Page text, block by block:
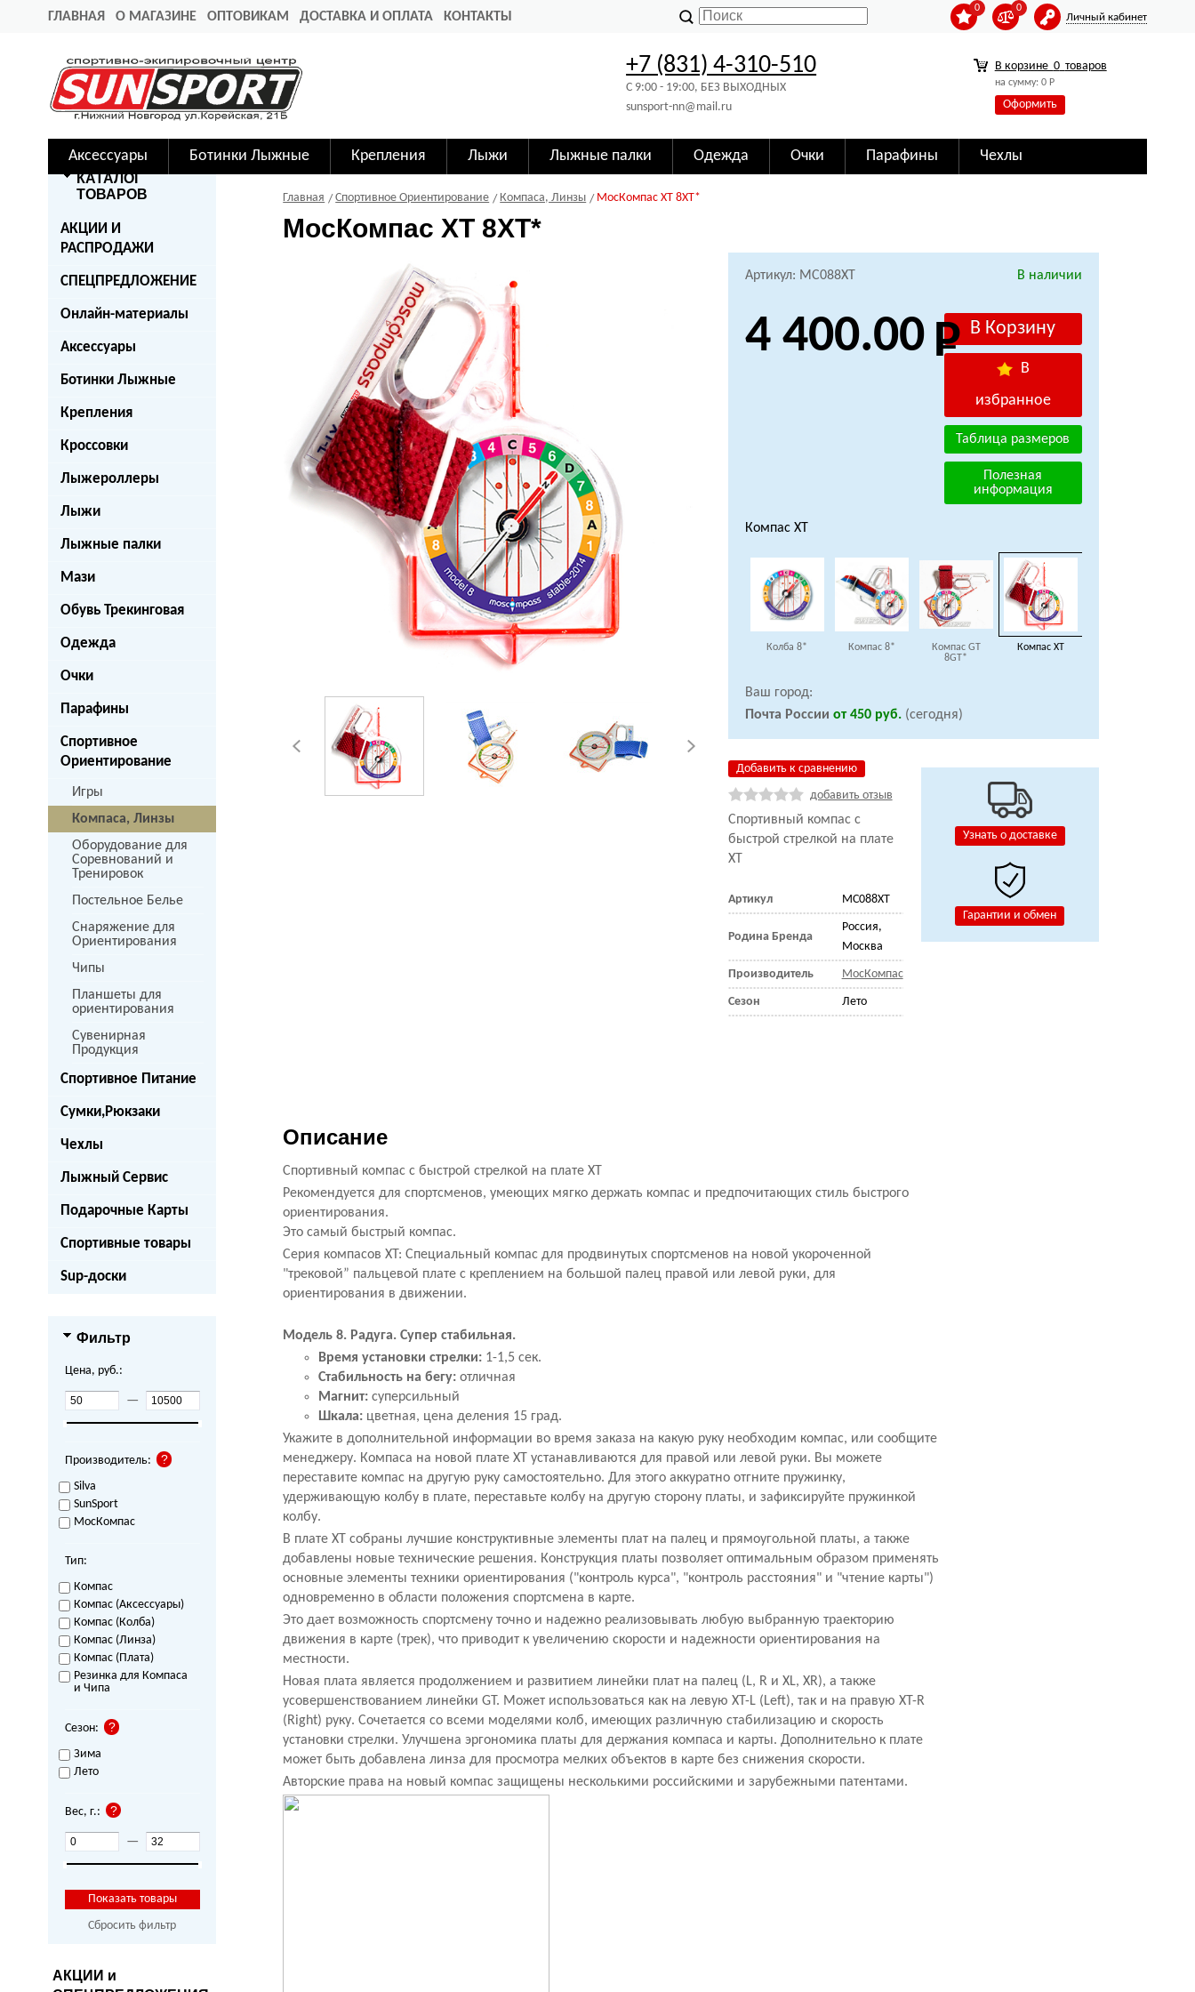
ГЛАВНАЯ О МАГАЗИНЕ ОПТОВИКАМ ДОСТАВКА И ОПЛАТА КОНТАКТЫ Личный кабинет
0
0
+7 (831) 4-310-510
C 9:00 - 19:00, БЕЗ ВЫХОДНЫХ
sunsport-nn@mail.ru
В корзине 0 товаров
на сумму: 0Р
Оформить
Аксессуары Ботинки Лыжные Крепления Лыжи Лыжные палки Одежда Очки Парафины Чехлы
КАТАЛОГ
ТОВАРОВ
АКЦИИ И
РАСПРОДАЖИ
СПЕЦПРЕДЛОЖЕНИЕ
Онлайн-материалы
Аксессуары
Ботинки Лыжные
Крепления
Кроссовки
Лыжероллеры
Лыжи
Лыжные палки
Мази
Обувь Трекинговая
Одежда
Очки
Парафины
Спортивное
Ориентирование
Игры
Компаса, Линзы
Оборудование для
Соревнований и
Тренировок
Постельное Белье
Снаряжение для
Ориентирования
Чипы
Планшеты для
ориентирования
Сувенирная
Продукция
Спортивное Питание
Сумки,Рюкзаки
Чехлы
Лыжный Сервис
Подарочные Карты
Спортивные товары
Sup-доски
Фильтр
Цена, руб.:
—
Производитель:
Silva
SunSport
МосКомпас
Тип:
Компас
Компас (Аксессуары)
Компас (Колба)
Компас (Линза)
Компас (Плата)
Резинка для Компаса
и Чипа
Сезон:
Зима
Лето
Вес, г.:
—
Сбросить фильтр
АКЦИИ и
Главная Спортивное Ориентирование Компаса, Линзы МосКомпас XT 8XT*
МосКомпас XT 8XT*
Артикул: MC088XT В наличии
4 400.00
В
избранное
Таблица размеров
Полезная
информация
Компас XT
Колба 8* Компас 8*
Компас GT
8GT*
Компас XT
Ваш город:
Почта России от 450 руб. (сегодня)
Добавить к сравнению
добавить отзыв
Спортивный компас с
быстрой стрелкой на плате
XT
Артикул MC088XT
Родина Бренда
Россия,
Москва
Производитель МосКомпас
Сезон Лето
Узнать о доставке
Гарантии и обмен
Описание
Спортивный компас с быстрой стрелкой на плате XT
Рекомендуется для спортсменов, умеющих мягко держать компас и предпочитающих стиль быстрого
ориентирования.
Это самый быстрый компас.
Серия компасов XT: Специальный компас для продвинутых спортсменов на новой укороченной
"трековой” пальцевой плате с креплением на большой палец правой или левой руки, для
ориентирования в движении.
Модель 8. Радуга. Супер стабильная.
Время установки стрелки: 1-1,5 сек.
Стабильность на бегу: отличная
Магнит: суперсильный
Шкала: цветная, цена деления 15 град.
Укажите в дополнительной информации во время заказа на какую руку необходим компас, или сообщите
менеджеру. Компаса на новой плате XT устанавливаются для правой или левой руки. Вы можете
переставите компас на другую руку самостоятельно. Для этого аккуратно отгните пружинку,
удерживающую колбу в плате, переставьте колбу на другую сторону платы, и зафиксируйте пружинкой
колбу.
В плате XT собраны лучшие конструктивные элементы плат на палец и прямоугольной платы, а также
добавлены новые технические решения. Конструкция платы позволяет оптимальным образом применять
основные элементы техники ориентирования ("контроль курса", "контроль расстояния" и "чтение карты")
одновременно в области положения спортсмена в карте.
Это дает возможность спортсмену точно и надежно реализовывать любую выбранную траекторию
движения в карте (трек), что приводит к увеличению скорости и надежности ориентирования на
местности.
Новая плата является продолжением и развитием линейки плат на палец (L, R и XL, XR), а также
усовершенствованием линейки GT. Может использоваться как на левую XT-L (Left), так и на правую XT-R
(Right) руку. Сочетается со всеми моделями колб, имеющих различную стабилизацию и скорость
установки стрелки. Улучшена эргономика платы для держания компаса и карты. Дополнительно к плате
может быть добавлена линза для просмотра мелких объектов в карте без снижения скорости.
Авторские права на новый компас защищены несколькими российскими и зарубежными патентами.